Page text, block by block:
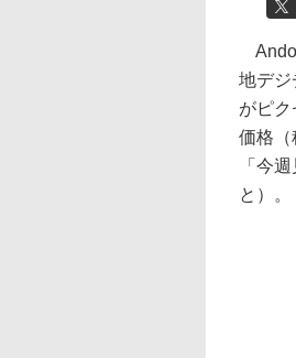
地デジ
がピ
価格（
「今
と）。